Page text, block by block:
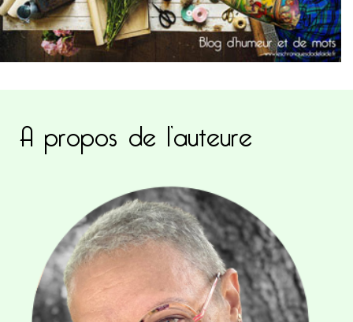
A propos de l’auteure